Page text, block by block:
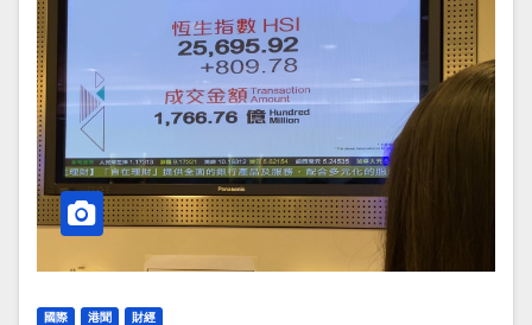
國際 港聞 財經